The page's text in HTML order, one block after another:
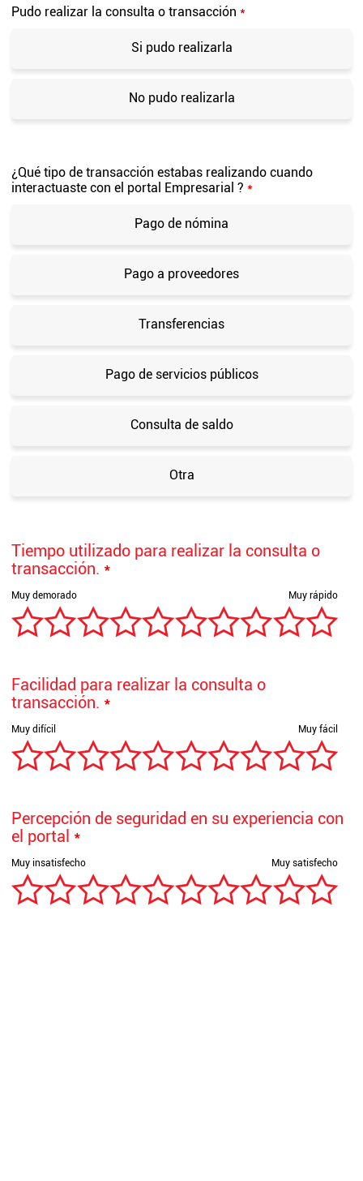
Pudo realizar la consulta o transacción *
Si pudo realizarla
No pudo realizarla
¿Qué tipo de transacción estabas realizando cuando
interactuaste con el portal Empresarial ? *
Pago de nómina
Pago a proveedores
Transferencias
Pago de servicios públicos
Consulta de saldo
Otra
Tiempo utilizado para realizar la consulta o
transacción. *
Facilidad para realizar la consulta o
transacción. *
Percepción de seguridad en su experiencia con
el portal *